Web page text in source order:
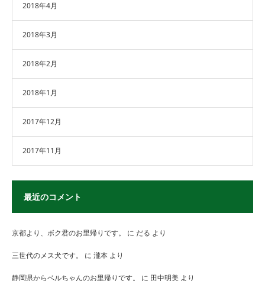
2018年4月
2018年3月
2018年2月
2018年1月
2017年12月
2017年11月
最近のコメント
京都より、ボク君のお里帰りです。 に だる より
三世代のメス犬です。 に 瀧本 より
静岡県からベルちゃんのお里帰りです。 に 田中明美 より